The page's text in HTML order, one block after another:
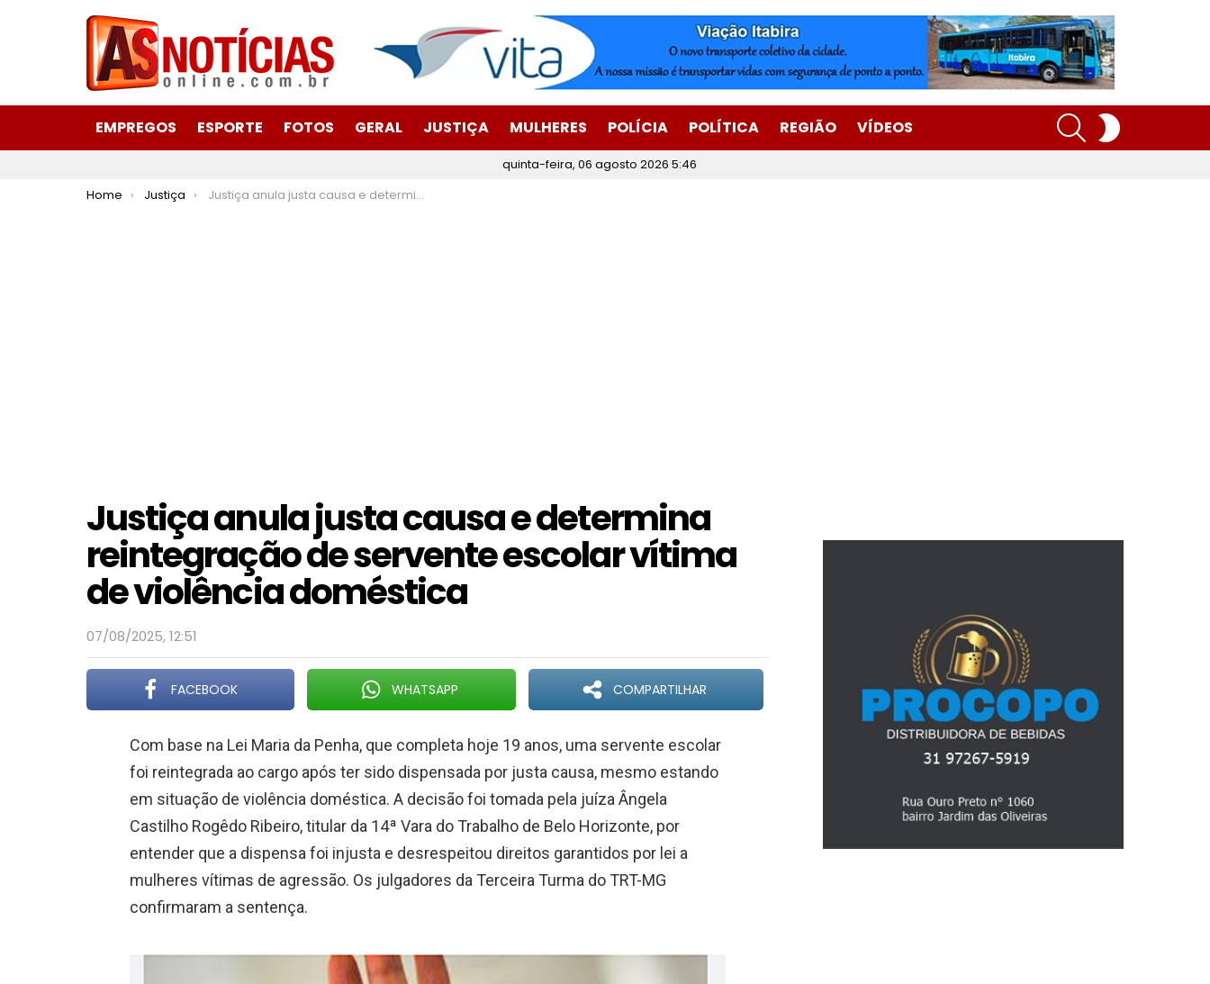
EMPREGOS ESPORTE FOTOS GERAL JUSTIÇA MULHERES POLÍCIA POLÍTICA REGIÃO VÍDEOS
SEARCH
quinta-feira, 06 agosto 2026 5:46
You are here:
Home Justiça Justiça anula justa causa e determina reintegração de servente escolar vítima de violência doméstica
Justiça anula justa causa e determina
reintegração de servente escolar vítima
de violência doméstica
07/08/2025, 12:51
FACEBOOK WHATSAPP COMPARTILHAR
Com base na Lei Maria da Penha, que completa hoje 19 anos, uma servente escolar
foi reintegrada ao cargo após ter sido dispensada por justa causa, mesmo estando
em situação de violência doméstica. A decisão foi tomada pela juíza Ângela
Castilho Rogêdo Ribeiro, titular da 14ª Vara do Trabalho de Belo Horizonte, por
entender que a dispensa foi injusta e desrespeitou direitos garantidos por lei a
mulheres vítimas de agressão. Os julgadores da Terceira Turma do TRT-MG
confirmaram a sentença.